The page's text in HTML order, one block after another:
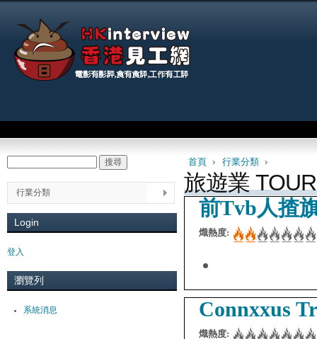
You are here
首頁› 行業分類›
旅遊業
前Tvb人揸
熾熱度:
Connxxus
熾熱度:
行業分類
Login
登入
瀏覽列
系統消息